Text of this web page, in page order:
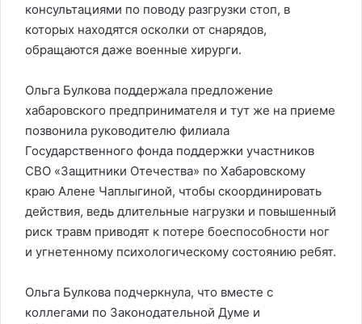
консультациями по поводу разгрузки стоп, в
которых находятся осколки от снарядов,
обращаются даже военные хирурги.
Ольга Булкова поддержала предложение
хабаровского предпринимателя и тут же на приеме
позвонила руководителю филиала
Государственного фонда поддержки участников
СВО «Защитники Отечества» по Хабаровскому
краю Алене Чаплыгиной, чтобы скоординировать
действия, ведь длительные нагрузки и повышенный
риск травм приводят к потере боеспособности ног
и угнетенному психологическому состоянию ребят.
Ольга Булкова подчеркнула, что вместе с
коллегами по Законодательной Думе и